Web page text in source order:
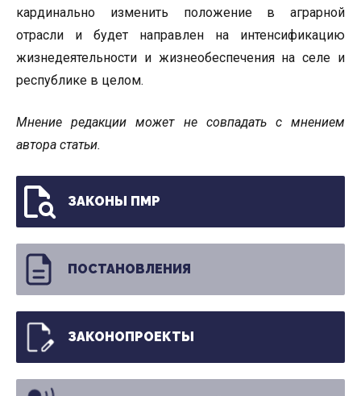
кардинально изменить положение в аграрной
отрасли и будет направлен на интенсификацию
жизнедеятельности и жизнеобеспечения на селе и
республике в целом.
Мнение редакции может не совпадать с мнением
автора статьи.
ЗАКОНЫ ПМР
ПОСТАНОВЛЕНИЯ
ЗАКОНОПРОЕКТЫ